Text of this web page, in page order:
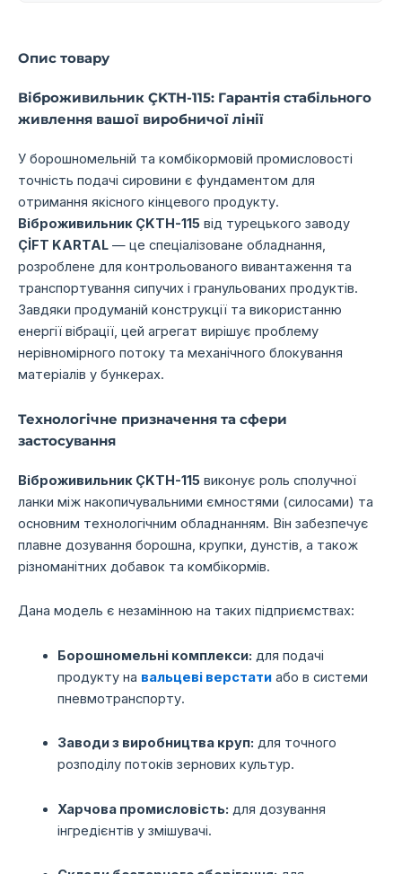
Опис товару
Віброживильник ÇKTH-115: Гарантія стабільного
живлення вашої виробничої лінії
У борошномельній та комбікормовій промисловості
точність подачі сировини є фундаментом для
отримання якісного кінцевого продукту.
Віброживильник ÇKTH-115 від турецького заводу
ÇİFT KARTAL — це спеціалізоване обладнання,
розроблене для контрольованого вивантаження та
транспортування сипучих і гранульованих продуктів.
Завдяки продуманій конструкції та використанню
енергії вібрації, цей агрегат вирішує проблему
нерівномірного потоку та механічного блокування
матеріалів у бункерах.
Технологічне призначення та сфери
застосування
Віброживильник ÇKTH-115 виконує роль сполучної
ланки між накопичувальними ємностями (силосами) та
основним технологічним обладнанням. Він забезпечує
плавне дозування борошна, крупки, дунстів, а також
різноманітних добавок та комбікормів.
Дана модель є незамінною на таких підприємствах:
Борошномельні комплекси: для подачі
продукту на вальцеві верстатиабо в системи
пневмотранспорту.
Заводи з виробництва круп: для точного
розподілу потоків зернових культур.
Харчова промисловість: для дозування
інгредієнтів у змішувачі.